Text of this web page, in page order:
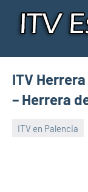
ITV
– Herrera
ITV en Palencia